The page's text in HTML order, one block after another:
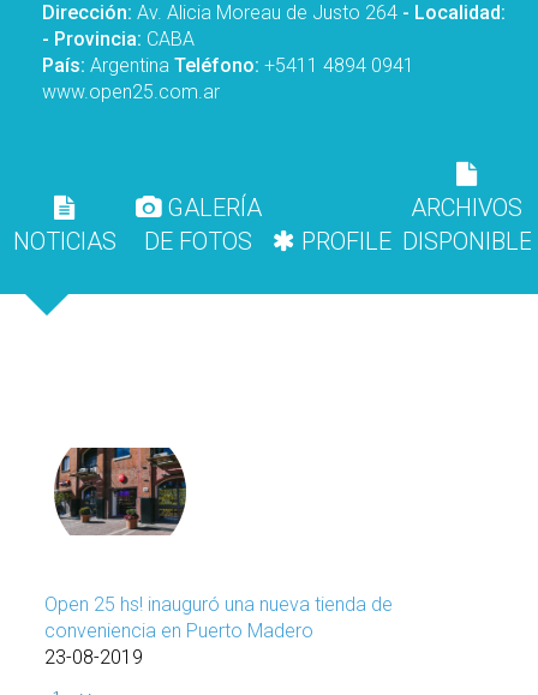
Dirección:Av. Alicia Moreau de Justo 264 - Localidad:
- Provincia: CABA
País:Argentina Teléfono:+5411 4894 0941
www.open25.com.ar
NOTICIAS
GALERÍA
DE FOTOS
PROFILE
ARCHIVOS
Open 25 hs! inauguró una nueva tienda de
conveniencia en Puerto Madero
23-08-2019